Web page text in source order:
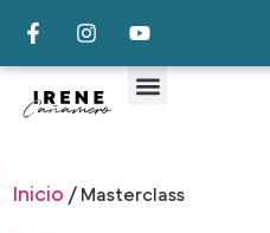
Inicio / Masterclass